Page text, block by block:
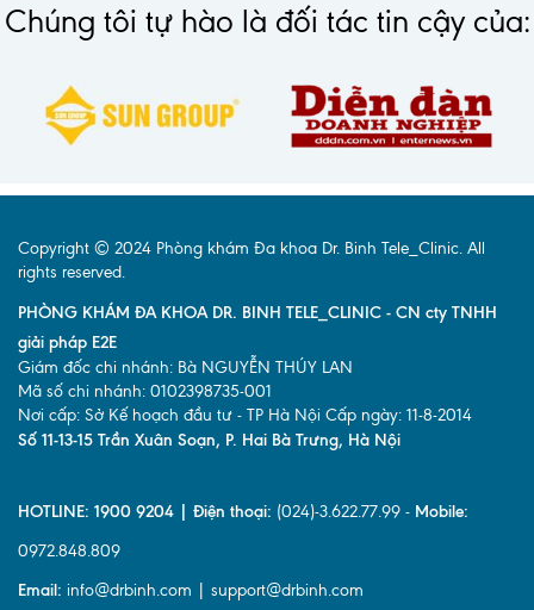
Chúng tôi tự hào là đối tác tin cậy của:
Copyright © 2024 Phòng khám Đa khoa Dr. Binh Tele_Clinic. All
rights reserved.
PHÒNG KHÁM ĐA KHOA DR. BINH TELE_CLINIC - CN cty TNHH
giải pháp E2E
Giám đốc chi nhánh: Bà NGUYỄN THÚY LAN
Mã số chi nhánh: 0102398735-001
Nơi cấp: Sở Kế hoạch đầu tư - TP Hà Nội Cấp ngày: 11-8-2014
Số 11-13-15 Trần Xuân Soạn, P. Hai Bà Trưng, Hà Nội
HOTLINE: 1900 9204 | Điện thoại: (024)-3.622.77.99 - Mobile:
0972.848.809
Email: info@drbinh.com | support@drbinh.com